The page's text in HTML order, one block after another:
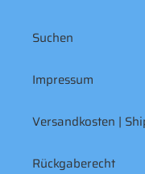
Suchen
Impressum
Versandkosten |
Rückgaberecht